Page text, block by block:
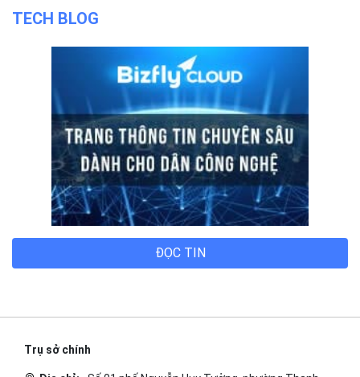
TECH BLOG
ĐỌC TIN
Trụ sở chính